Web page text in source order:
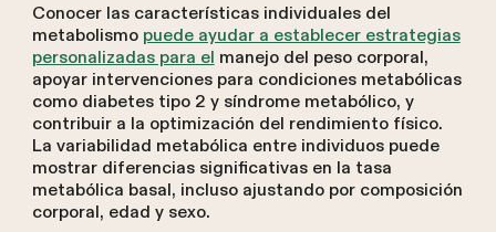
Conocer las características individuales del
metabolismo puede ayudar a establecer estrategias
personalizadas para el manejo del peso corporal,
apoyar intervenciones para condiciones metabólicas
como diabetes tipo 2 y síndrome metabólico, y
contribuir a la optimización del rendimiento físico.
La variabilidad metabólica entre individuos puede
mostrar diferencias significativas en la tasa
metabólica basal, incluso ajustando por composición
corporal, edad y sexo.